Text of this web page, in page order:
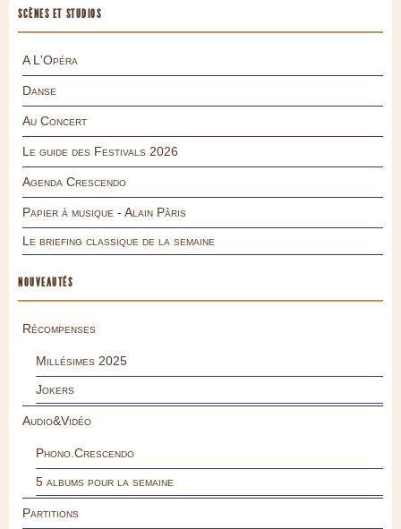
SCÈNES ET STUDIOS
A L'Opéra
Danse
Au Concert
Le guide des Festivals 2026
Agenda Crescendo
Papier à musique - Alain Pâris
Le briefing classique de la semaine
NOUVEAUTÉS
Récompenses
Millésimes 2025
Jokers
Audio&Vidéo
Phono.Crescendo
5 albums pour la semaine
Partitions